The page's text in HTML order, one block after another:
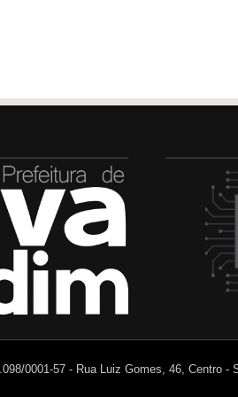
0001-57 - Rua Luiz Gomes, 46, Centro -